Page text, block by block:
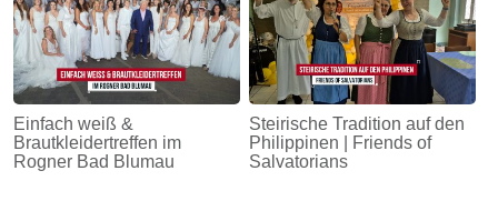
Einfach weiß &
Brautkleidertreffen im
Rogner Bad Blumau
Steirische Tradition auf den
Philippinen | Friends of
Salvatorians